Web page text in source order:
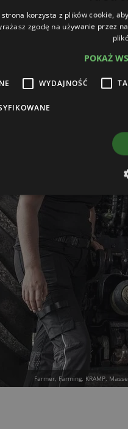
dedykowana mniej
kategorii cenowej ciężko
marką własną Kramp.
Farmer, Farming, KRAMP,
strona korzysta z plików cookie,
zgodę na używanie przez
POKAŻ
WYDAJNOŚĆ